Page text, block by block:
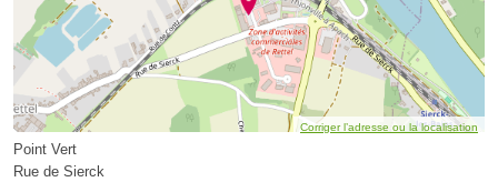
Corriger l’adresse ou la localisation
Point Vert
Rue de Sierck